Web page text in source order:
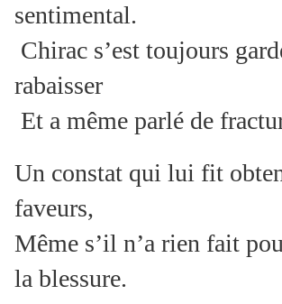
sentimental.
Chirac s’est toujours
rabaisser
Et a même parlé de
Un constat qui lui fit
faveurs,
Même s’il n’a rien fait
la blessure.